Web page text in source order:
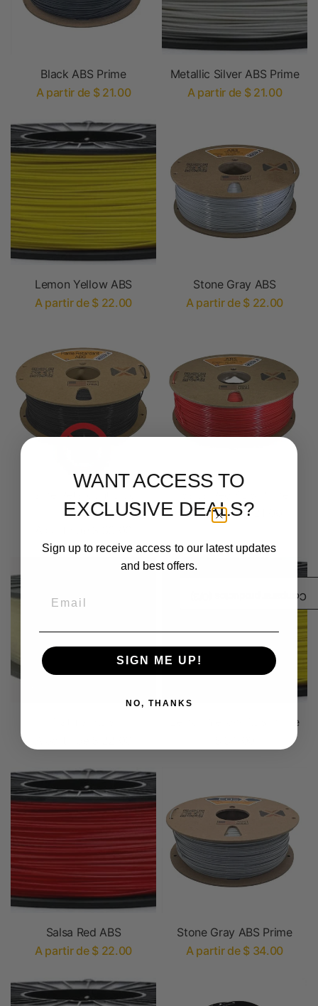
Black ABS Prime
A partir de $ 21.00
Metallic Silver ABS Prime
A partir de $ 21.00
Lemon Yellow ABS
A partir de $ 22.00
Stone Gray ABS
A partir de $ 22.00
ABS
A partir de $ 21.00
Lemon Yellow ABS Prime
Salsa Red ABS
A partir de $ 22.00
Stone Gray ABS Prime
A partir de $ 34.00
Comparar productos (
WANT ACCESS TO
EXCLUSIVE DEALS?
Sign up to receive access to our latest updates
and best offers.
SIGN ME UP!
NO, THANKS